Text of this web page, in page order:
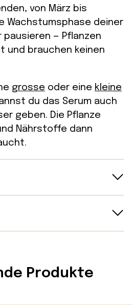
von März bis
Wachstumsphase deiner
pausieren — Pflanzen
und brauchen keinen
grosse oder eine kleine
du das Serum auch
geben. Die Pflanze
Nährstoffe dann
(Bretagne,
Liter Giesswasser
Das Team entwickelt
handwerklicher Tradition.
Produkte